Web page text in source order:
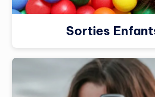
Sorties